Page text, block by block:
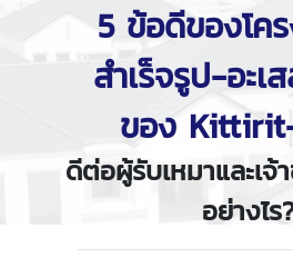
5 ข้อดีของโค
สำเร็จรูป-อะเ
ของ
ดีต่อผู้รับเหมาและเจ้
อย่างไร